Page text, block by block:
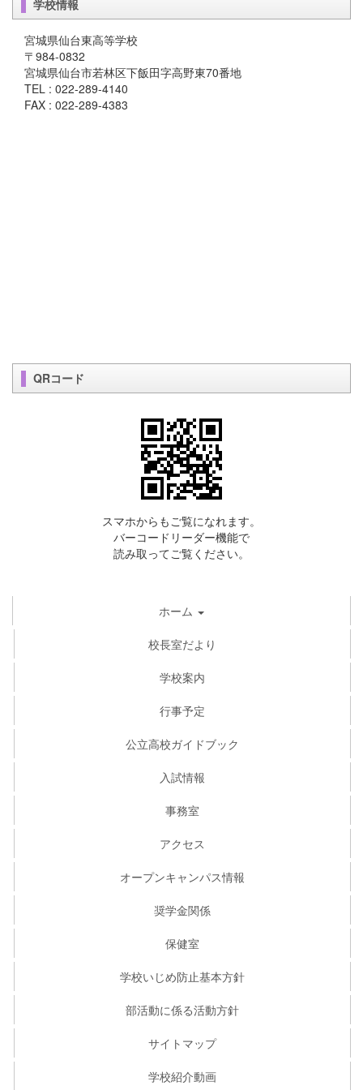
学校情報
宮城県仙台東高等学校
〒984-0832
宮城県仙台市若林区下飯田字高野東70番地
TEL : 022-289-4140
FAX : 022-289-4383
QRコード
スマホからもご覧になれます。
バーコードリーダー機能で
読み取ってご覧ください。
ホーム
校長室だより
学校案内
行事予定
公立高校ガイドブック
入試情報
事務室
アクセス
オープンキャンパス情報
奨学金関係
保健室
学校いじめ防止基本方針
部活動に係る活動方針
サイトマップ
学校紹介動画